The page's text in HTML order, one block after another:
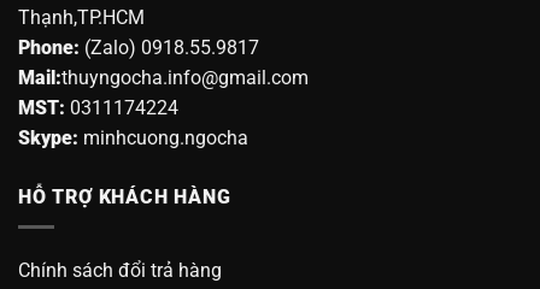
Thạnh,TP.HCM
Phone: (Zalo) 0918.55.9817
Mail:thuyngocha.info@gmail.com
MST: 0311174224
Skype: minhcuong.ngocha
HỖ TRỢ KHÁCH HÀNG
Chính sách đổi trả hàng